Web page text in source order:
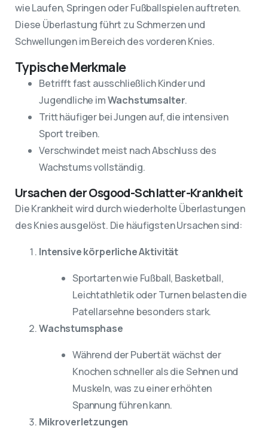
wie Laufen, Springen oder Fußballspielen auftreten.
Diese Überlastung führt zu Schmerzen und
Schwellungen im Bereich des vorderen Knies.
Typische Merkmale
Betrifft fast ausschließlich Kinder und
Jugendliche imWachstumsalter.
Tritt häufiger bei Jungen auf, die intensiven
Sport treiben.
Verschwindet meist nach Abschluss des
Wachstums vollständig.
Ursachen der Osgood-Schlatter-Krankheit
Die Krankheit wird durch wiederholte Überlastungen
des Knies ausgelöst. Die häufigsten Ursachen sind:
Intensive körperliche Aktivität
Sportarten wie Fußball, Basketball,
Leichtathletik oder Turnen belasten die
Patellarsehne besonders stark.
Wachstumsphase
Während der Pubertät wächst der
Knochen schneller als die Sehnen und
Muskeln, was zu einer erhöhten
Spannung führen kann.
Mikroverletzungen